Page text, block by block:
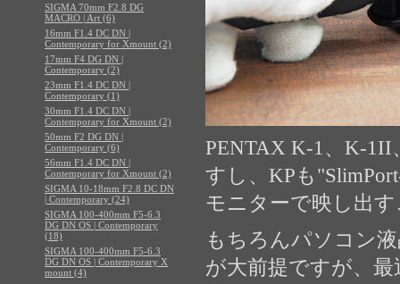
PENTAX K-1、K-
すし、KPも
モニターで映し出
もちろんパソコン
が大前提ですが、
SIGMA 70mm F2.8 DG
MACRO | Art (6)
16mm F1.4 DC DN |
Contemporary for Xmount (2)
17mm F4 DG DN |
Contemporary (2)
23mm F1.4 DC DN |
Contemporary (1)
30mm F1.4 DC DN |
Contemporary for Xmount (2)
50mm F2 DG DN |
Contemporary (6)
56mm F1.4 DC DN |
Contemporary for Xmount (2)
SIGMA 10-18mm F2.8 DC DN
| Contemporary (24)
SIGMA 100-400mm F5-6.3
DG DN OS | Contemporary
(18)
SIGMA 100-400mm F5-6.3
DG DN OS | Contemporary X
mount (4)